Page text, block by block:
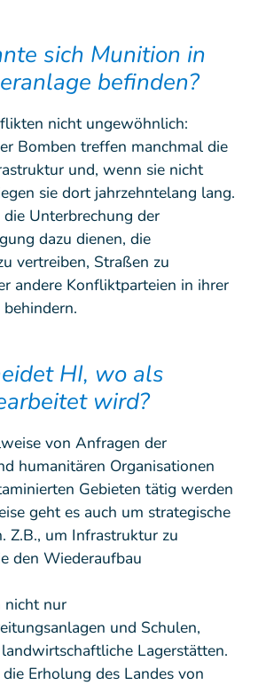
sich Munition in
befinden?
nicht ungewöhnlich:
Bomben treffen manchmal die
und, wenn sie nicht
sie dort jahrzehntelang lang.
Unterbrechung der
dazu dienen, die
vertreiben, Straßen zu
andere Konfliktparteien in ihrer
HI, wo als
wird?
von Anfragen der
humanitären Organisationen
Gebieten tätig werden
geht es auch um strategische
Z.B., um Infrastruktur zu
den Wiederaufbau
nicht nur
und Schulen,
Lagerstätten.
Erholung des Landes von